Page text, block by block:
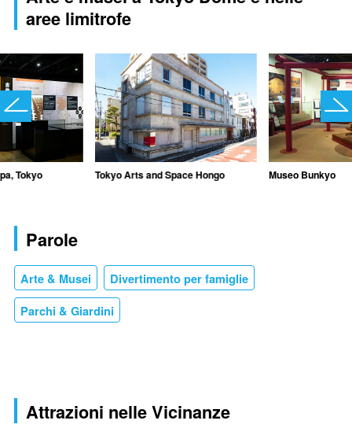
aree limitrofe
Tokyo Tokyo Arts and Space Hongo Museo Bunkyo
Parole
Arte & Musei Divertimento per famiglie
Parchi & Giardini
Attrazioni nelle Vicinanze